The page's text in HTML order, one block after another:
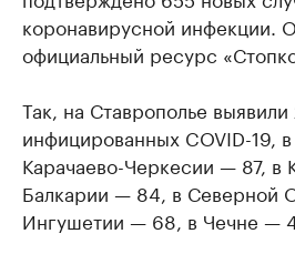
коронавирусной инфекции.
официальный ресурс
Так, на Ставрополье
инфицированных COVID-19,
Карачаево-Черкесии — 87, в
Балкарии — 84, в Северной
Ингушетии — 68, в Чечне —